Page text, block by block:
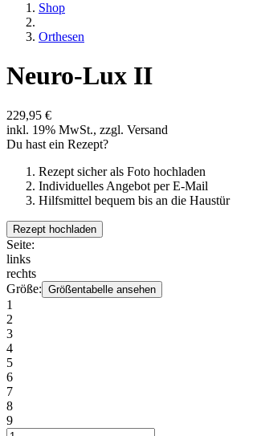
Shop
Orthesen
Neuro-Lux II
229,95 €
inkl. 19% MwSt., zzgl. Versand
Du hast ein Rezept?
Rezept sicher als Foto hochladen
Individuelles Angebot per E-Mail
Hilfsmittel bequem bis an die Haustür
Rezept hochladen
Seite:
links
rechts
Größe: Größentabelle ansehen
1
2
3
4
5
6
7
8
9